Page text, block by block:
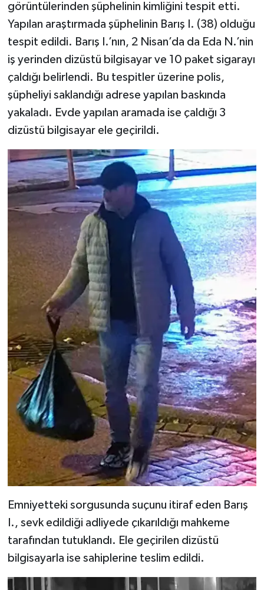
görüntülerinden şüphelinin kimliğini tespit etti.
Yapılan araştırmada şüphelinin Barış I. (38) olduğu
tespit edildi. Barış I.’nın, 2 Nisan’da da Eda N.’nin
iş yerinden dizüstü bilgisayar ve 10 paket sigarayı
çaldığı belirlendi. Bu tespitler üzerine polis,
şüpheliyi saklandığı adrese yapılan baskında
yakaladı. Evde yapılan aramada ise çaldığı 3
dizüstü bilgisayar ele geçirildi.
Emniyetteki sorgusunda suçunu itiraf eden Barış
I., sevk edildiği adliyede çıkarıldığı mahkeme
tarafından tutuklandı. Ele geçirilen dizüstü
bilgisayarla ise sahiplerine teslim edildi.